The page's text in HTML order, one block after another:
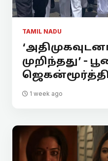
TAMIL NADU
முறிந்தது’ -
ஜெகன்மூர்த்தி
1 week ago